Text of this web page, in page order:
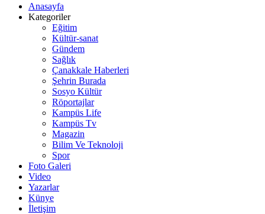
Anasayfa
Kategoriler
Eğitim
Kültür-sanat
Gündem
Sağlık
Çanakkale Haberleri
Şehrin Burada
Sosyo Kültür
Röportajlar
Kampüs Life
Kampüs Tv
Magazin
Bilim Ve Teknoloji
Spor
Foto Galeri
Video
Yazarlar
Künye
İletişim